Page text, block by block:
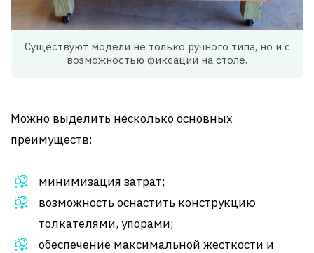
Существуют модели не только ручного типа, но и с
возможностью фиксации на столе.
Можно выделить несколько основных
преимуществ:
минимизация затрат;
возможность оснастить конструкцию
толкателями, упорами;
обеспечение максимальной жесткости и